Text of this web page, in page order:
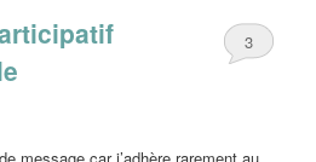
3
message car j’adhère rarement au